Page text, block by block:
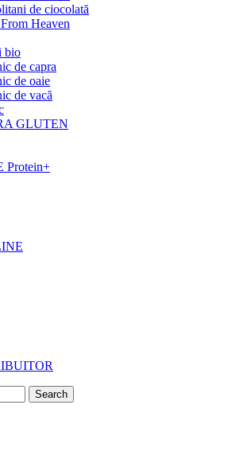
de ciocolată
Heaven
bio
de capra
de oaie
de vacă
GLUTEN
Protein+
Search